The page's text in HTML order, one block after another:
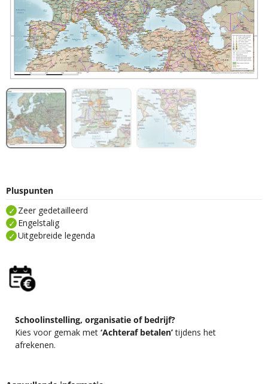
Pluspunten
Zeer gedetailleerd
Engelstalig
Uitgebreide legenda
Schoolinstelling, organisatie of bedrijf?
Kies voor gemak met ‘Achteraf betalen’tijdens het
afrekenen.